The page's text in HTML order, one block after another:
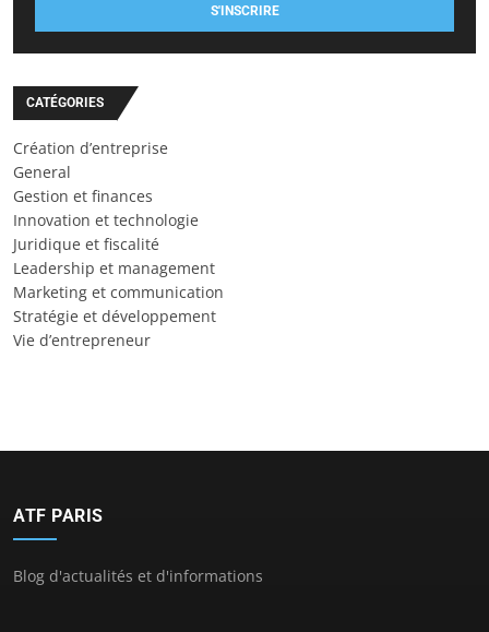
S'INSCRIRE
CATÉGORIES
Création d’entreprise
General
Gestion et finances
Innovation et technologie
Juridique et fiscalité
Leadership et management
Marketing et communication
Stratégie et développement
Vie d’entrepreneur
ATF PARIS
Blog d'actualités et d'informations